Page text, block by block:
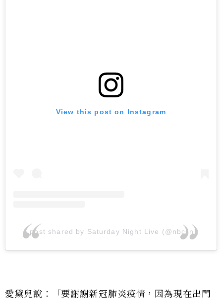
View this post on Instagram
A post shared by Saturday Night Live (@nbcsnl)
愛黛兒說：「要謝謝新冠肺炎疫情，因為現在出門